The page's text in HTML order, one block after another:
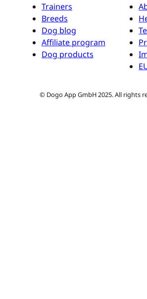
Trainers
Breeds
Dog blog
Affiliate program
Dog products
© Dogo App GmbH 2025. All rights